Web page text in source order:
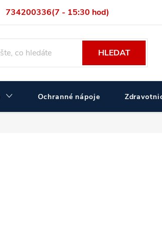
734200336(7 - 15:30 hod)
Velikostní tabulka ČERVA Velkoobchodní prodej
HLEDAT
Ochranné nápoje